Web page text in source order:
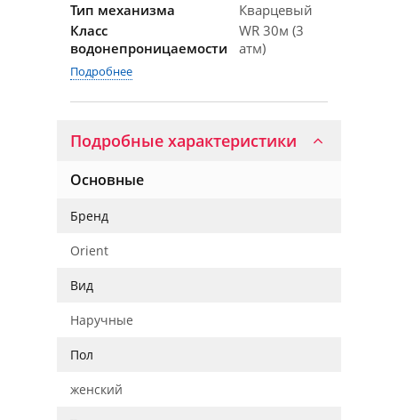
Тип механизма
Кварцевый
Класс
водонепроницаемости
WR 30м (3
атм)
Подробнее
Подробные характеристики
Основные
Бренд
Orient
Вид
Наручные
Пол
женский